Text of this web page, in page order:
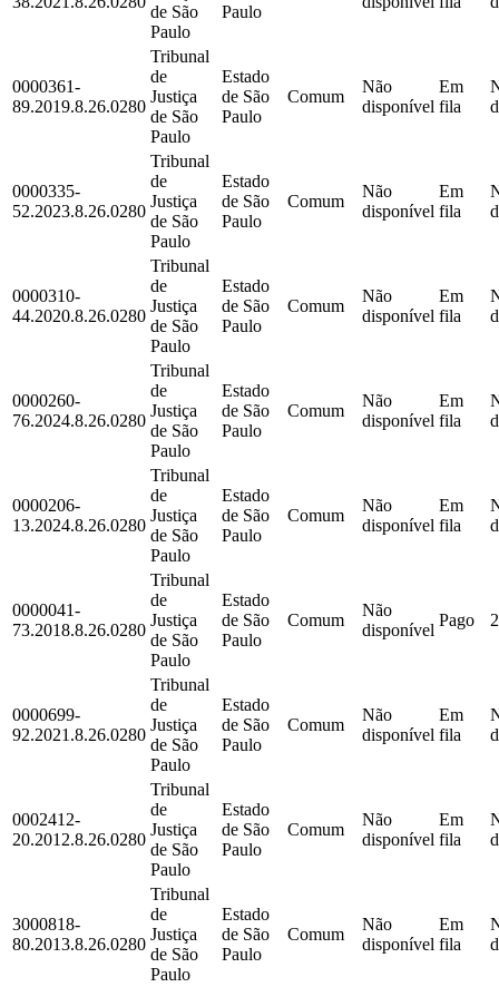
de São
Paulo
Paulo
0000361-
89.2019.8.26.0280
Tribunal
de
Justiça
de São
Paulo
Estado
de São
Paulo
Comum
Não
disponível
Em
fila
0000335-
52.2023.8.26.0280
Tribunal
de
Justiça
de São
Paulo
Estado
de São
Paulo
Comum
Não
disponível
Em
fila
0000310-
44.2020.8.26.0280
Tribunal
de
Justiça
de São
Paulo
Estado
de São
Paulo
Comum
Não
disponível
Em
fila
0000260-
76.2024.8.26.0280
Tribunal
de
Justiça
de São
Paulo
Estado
de São
Paulo
Comum
Não
disponível
Em
fila
0000206-
13.2024.8.26.0280
Tribunal
de
Justiça
de São
Paulo
Estado
de São
Paulo
Comum
Não
disponível
Em
fila
0000041-
73.2018.8.26.0280
Tribunal
de
Justiça
de São
Paulo
Estado
de São
Paulo
Comum
Não
disponível
Pago
0000699-
92.2021.8.26.0280
Tribunal
de
Justiça
de São
Paulo
Estado
de São
Paulo
Comum
Não
disponível
Em
fila
0002412-
20.2012.8.26.0280
Tribunal
de
Justiça
de São
Paulo
Estado
de São
Paulo
Comum
Não
disponível
Em
fila
3000818-
80.2013.8.26.0280
Tribunal
de
Justiça
de São
Paulo
Estado
de São
Paulo
Comum
Não
disponível
Em
fila